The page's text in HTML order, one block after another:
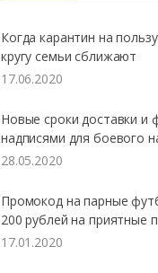
Когда карантин на
кругу семьи сближают
17.06.2020
Новые сроки доставки и
надписями для боевого
28.05.2020
Промокод на парные
200 рублей на приятные
17.01.2020